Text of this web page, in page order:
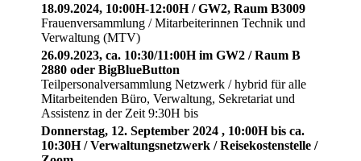
18.09.2024, 10:00H-12:00H / GW2, Raum B3009
Frauenversammlung / Mitarbeiterinnen Technik und
Verwaltung (MTV)
26.09.2023, ca. 10:30/11:00H im GW2 / Raum B
2880 oder BigBlueButton
Teilpersonalversammlung Netzwerk / hybrid für alle
Mitarbeitenden Büro, Verwaltung, Sekretariat und
Assistenz in der Zeit 9:30H bis
Donnerstag, 12. September 2024 , 10:00H bis ca.
10:30H / Verwaltungsnetzwerk / Reisekostenstelle /